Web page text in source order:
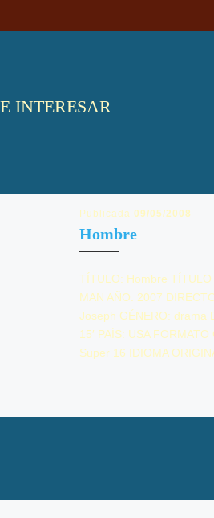
INTERESAR
Publicada 09/05/2008
Hombre
TÍTULO: Hombre TÍTULO
MAN AÑO: 2007
Joseph GÉNERO: drama
15′ PAÍS: USA
Super 16 IDIOMA